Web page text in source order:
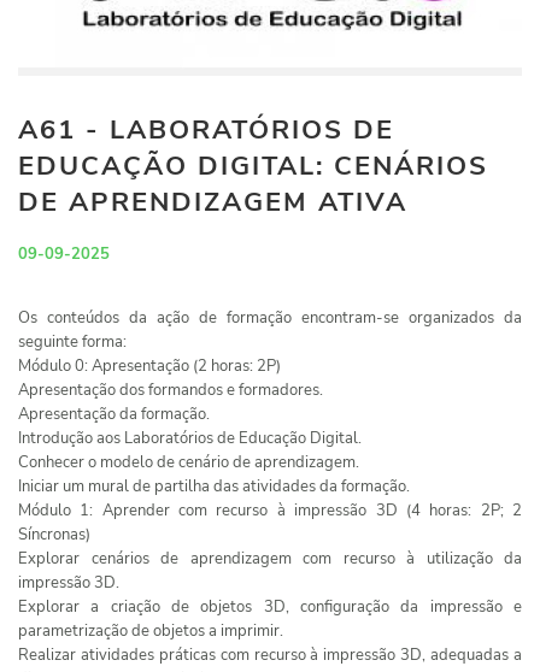
A61 - LABORATÓRIOS DE
EDUCAÇÃO DIGITAL: CENÁRIOS
DE APRENDIZAGEM ATIVA
09-09-2025
Os conteúdos da ação de formação encontram-se organizados da
seguinte forma:
Módulo 0: Apresentação (2 horas: 2P)
Apresentação dos formandos e formadores.
Apresentação da formação.
Introdução aos Laboratórios de Educação Digital.
Conhecer o modelo de cenário de aprendizagem.
Iniciar um mural de partilha das atividades da formação.
Módulo 1: Aprender com recurso à impressão 3D (4 horas: 2P; 2
Síncronas)
Explorar cenários de aprendizagem com recurso à utilização da
impressão 3D.
Explorar a criação de objetos 3D, configuração da impressão e
parametrização de objetos a imprimir.
Realizar atividades práticas com recurso à impressão 3D, adequadas a